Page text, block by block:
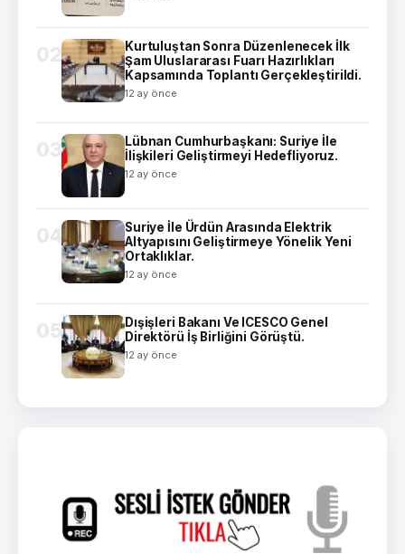
02
Kurtuluştan Sonra Düzenlenecek İlk
Şam Uluslararası Fuarı Hazırlıkları
Kapsamında Toplantı Gerçekleştirildi.
12 ay önce
03
Lübnan Cumhurbaşkanı: Suriye İle
İlişkileri Geliştirmeyi Hedefliyoruz.
12 ay önce
04
Suriye İle Ürdün Arasında Elektrik
Altyapısını Geliştirmeye Yönelik Yeni
Ortaklıklar.
12 ay önce
05
Dışişleri Bakanı Ve ICESCO Genel
Direktörü İş Birliğini Görüştü.
12 ay önce